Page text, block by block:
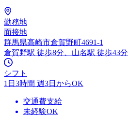
勤務地
面接地
群馬県高崎市倉賀野町4691-1
倉賀野駅 徒歩8分、山名駅 徒歩43分
シフト
1日3時間 週3日からOK
交通費支給
未経験OK